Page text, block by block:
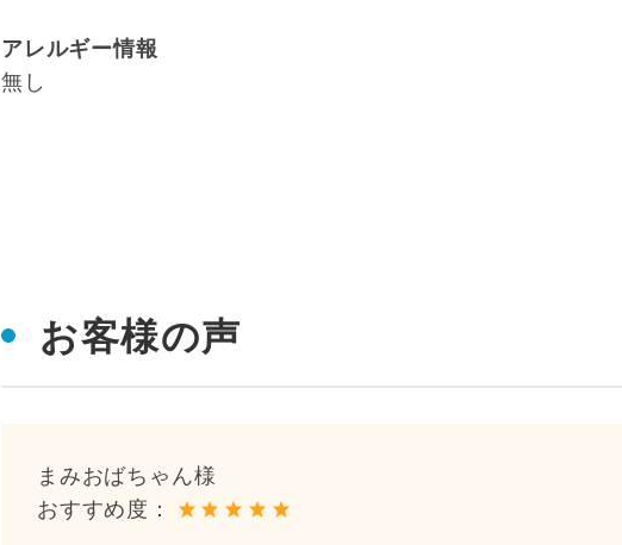
アレルギー情報
無し
お客様の声
まみおばちゃん様
おすすめ度：